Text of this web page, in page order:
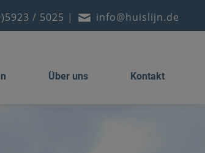
/ 5025 | info@huislijn.de
Über uns Kontakt